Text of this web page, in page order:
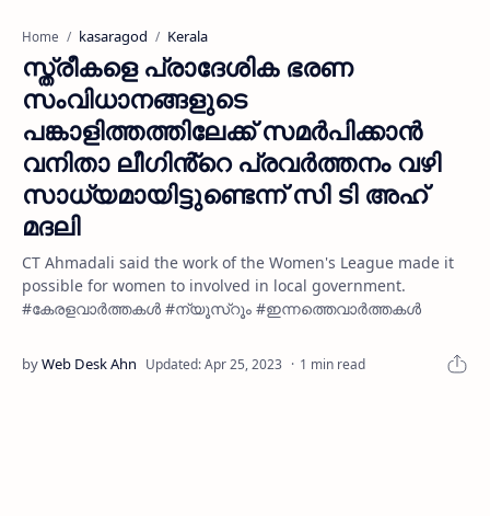
Home kasaragod Kerala
സ്ത്രീകളെ പ്രാദേശിക ഭരണ
സംവിധാനങ്ങളുടെ
പങ്കാളിത്തത്തിലേക്ക് സമർപിക്കാൻ
വനിതാ ലീഗിൻ്റെ പ്രവർത്തനം വഴി
സാധ്യമായിട്ടുണ്ടെന്ന് സി ടി അഹ്
മദലി
CT Ahmadali said the work of the Women's League made it
possible for women to involved in local government.
#കേരളവാർത്തകൾ #ന്യൂസ്റൂം #ഇന്നത്തെവാർത്തകൾ
1 min read